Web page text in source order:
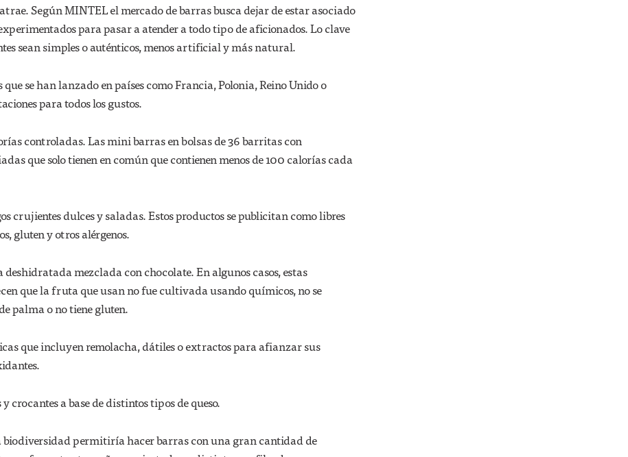
Según MINTEL el mercado de barras busca dejar de estar asociado
para pasar a atender a todo tipo de aficionados. Lo clave
sean simples o auténticos, menos artificial y más natural.
se han lanzado en países como Francia, Polonia, Reino Unido o
para todos los gustos.
controladas. Las mini barras en bolsas de 36 barritas con
que solo tienen en común que contienen menos de 100 calorías cada
crujientes dulces y saladas. Estos productos se publicitan como libres
gluten y otros alérgenos.
mezclada con chocolate. En algunos casos, estas
que la fruta que usan no fue cultivada usando químicos, no se
palma o no tiene gluten.
que incluyen remolacha, dátiles o extractos para afianzar sus
crocantes a base de distintos tipos de queso.
biodiversidad permitiría hacer barras con una gran cantidad de